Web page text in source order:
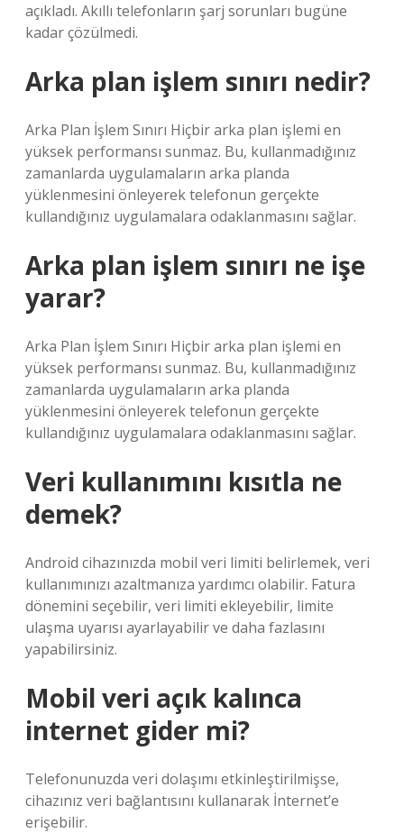
açıkladı. Akıllı telefonların şarj sorunları bugüne
kadar çözülmedi.
Arka plan işlem sınırı nedir?
Arka Plan İşlem Sınırı Hiçbir arka plan işlemi en
yüksek performansı sunmaz. Bu, kullanmadığınız
zamanlarda uygulamaların arka planda
yüklenmesini önleyerek telefonun gerçekte
kullandığınız uygulamalara odaklanmasını sağlar.
Arka plan işlem sınırı ne işe
yarar?
Arka Plan İşlem Sınırı Hiçbir arka plan işlemi en
yüksek performansı sunmaz. Bu, kullanmadığınız
zamanlarda uygulamaların arka planda
yüklenmesini önleyerek telefonun gerçekte
kullandığınız uygulamalara odaklanmasını sağlar.
Veri kullanımını kısıtla ne
demek?
Android cihazınızda mobil veri limiti belirlemek, veri
kullanımınızı azaltmanıza yardımcı olabilir. Fatura
dönemini seçebilir, veri limiti ekleyebilir, limite
ulaşma uyarısı ayarlayabilir ve daha fazlasını
yapabilirsiniz.
Mobil veri açık kalınca
internet gider mi?
Telefonunuzda veri dolaşımı etkinleştirilmişse,
cihazınız veri bağlantısını kullanarak İnternet’e
erişebilir.